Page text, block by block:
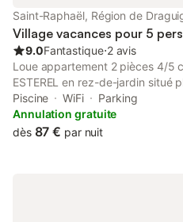
Saint-Raphaël, Région de
Village vacances pour 5
9.0Fantastique⋅2 avis
Loue appartement 2 pièces 4/5
ESTEREL en rez-de-jardin situé
hôtel / piscine /arrêt petit train /
Exposé plein sud Appartement
(lave vaisselle, lave linge, four,
Piscine WiFi
Parking
Annulation gratuite
dès 87 € par nuit